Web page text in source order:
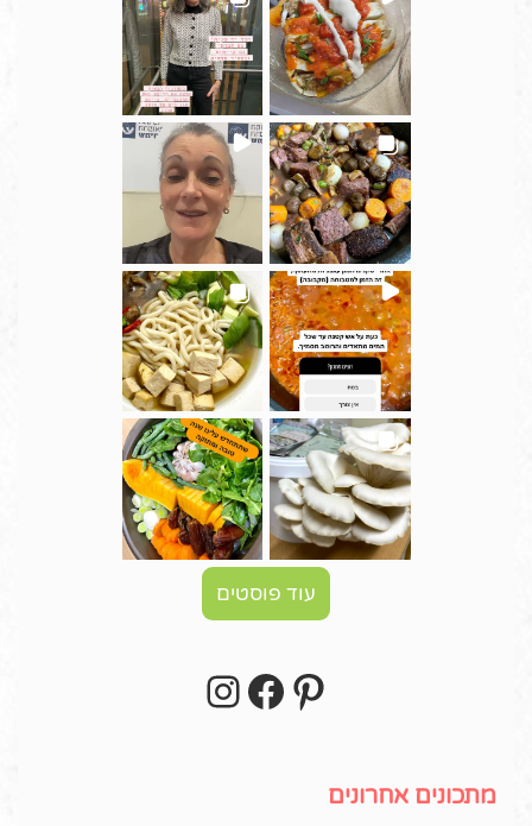
עוד פוסטים
Pinterest
Facebook
מתכונים אחרונים